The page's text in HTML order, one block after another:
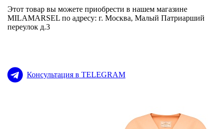
Этот товар вы можете приобрести в нашем магазине
MILAMARSEL по адресу: г. Москва, Малый Патриарший
переулок д.3
Консультация в TELEGRAM